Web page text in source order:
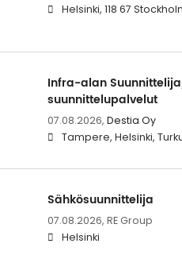
Helsinki, 118 67
Infra-alan
suunnittelupalvelut
07.08.2026, Destia Oy
Tampere, Helsinki,
Sähkösuunnittelija
07.08.2026, RE Group
Helsinki